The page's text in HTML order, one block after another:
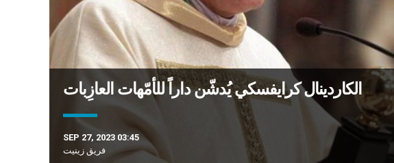
الكاردينال كرايفسكي يُدشّن داراً للأمّهات العازِبات
SEP 27, 2023 03:45
فريق زينيت